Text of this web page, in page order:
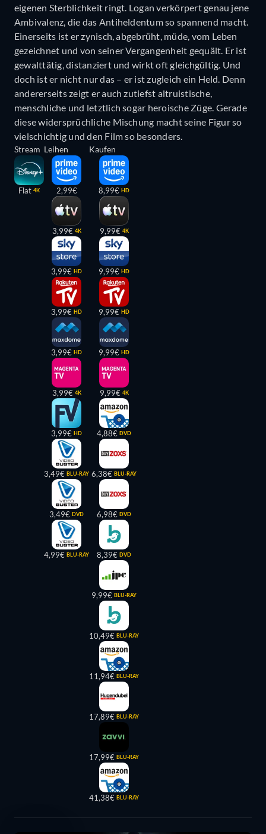
eigenen Sterblichkeit ringt. Logan verkörpert genau jene
Ambivalenz, die das Antiheldentum so spannend macht.
Einerseits ist er zynisch, abgebrüht, müde, vom Leben
gezeichnet und von seiner Vergangenheit gequält. Er ist
gewalttätig, distanziert und wirkt oft gleichgültig. Und
doch ist er nicht nur das – er ist zugleich ein Held. Denn
andererseits zeigt er auch zutiefst altruistische,
menschliche und letztlich sogar heroische Züge. Gerade
diese widersprüchliche Mischung macht seine Figur so
vielschichtig und den Film so besonders.
Stream
Flat 4K
Leihen
2,99€
3,99€ 4K
3,99€ HD
3,99€ HD
3,99€ HD
3,99€ 4K
3,99€ HD
3,49€ BLU-RAY
3,49€ DVD
4,99€ BLU-RAY
Kaufen
8,99€ HD
9,99€ 4K
9,99€ HD
9,99€ HD
9,99€ HD
9,99€ 4K
4,88€ DVD
6,38€ BLU-RAY
6,98€ DVD
8,39€ DVD
9,99€ BLU-RAY
10,49€ BLU-RAY
11,94€ BLU-RAY
17,89€ BLU-RAY
17,99€ BLU-RAY
41,38€ BLU-RAY